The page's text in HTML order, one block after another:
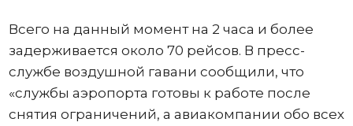
Всего на данный момент на 2 часа и более
задерживается около 70 рейсов. В пресс-
службе воздушной гавани сообщили, что
«службы аэропорта готовы к работе после
снятия ограничений, а авиакомпании обо всех